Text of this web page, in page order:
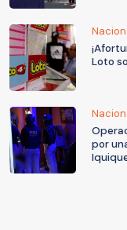
Loto
por